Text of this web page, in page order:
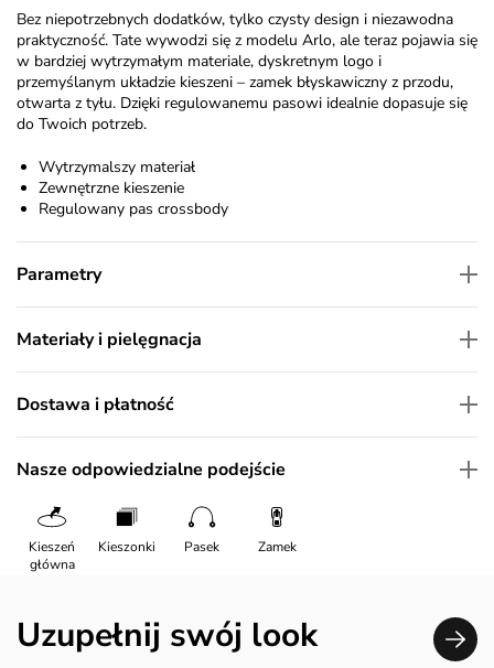
Bez niepotrzebnych dodatków, tylko czysty design i niezawodna
praktyczność. Tate wywodzi się z modelu Arlo, ale teraz pojawia się
w bardziej wytrzymałym materiale, dyskretnym logo i
przemyślanym układzie kieszeni – zamek błyskawiczny z przodu,
otwarta z tyłu. Dzięki regulowanemu pasowi idealnie dopasuje się
do Twoich potrzeb.
Wytrzymalszy materiał
Zewnętrzne kieszenie
Regulowany pas crossbody
Parametry
Materiały i pielęgnacja
Dostawa i płatność
Nasze odpowiedzialne podejście
Kieszeń
główna
Kieszonki Pasek Zamek
Uzupełnij swój look